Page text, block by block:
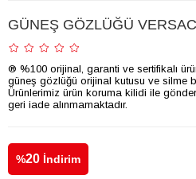
GÜNEŞ GÖZLÜĞÜ
® %100 orijinal, garanti ve sertifikalı
güneş gözlüğü orijinal kutusu ve silme
Ürünlerimiz ürün koruma kilidi ile
geri iade alınmamaktadır.
%20 İndirim